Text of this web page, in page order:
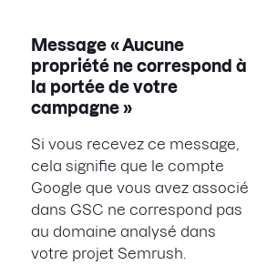
Message « Aucune
propriété ne correspond à
la portée de votre
campagne »
Si vous recevez ce message,
cela signifie que le compte
Google que vous avez associé
dans GSC ne correspond pas
au domaine analysé dans
votre projet Semrush.